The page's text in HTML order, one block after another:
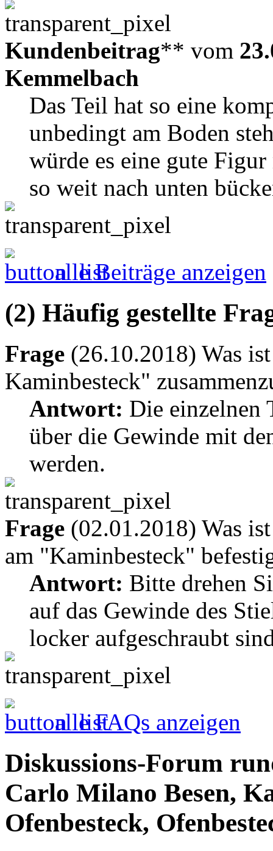
Kundenbeitrag** vom
Kemmelbach
Das Teil hat so eine
unbedingt am Boden
würde es eine gute
so weit nach unten
alle Beiträge anzeigen
(2) Häufig gestellte
Frage (26.10.2018) Was
Kaminbesteck"
Antwort: Die einzelnen
über die Gewinde mit
werden.
Frage (02.01.2018) Was
am "Kaminbesteck"
Antwort: Bitte drehen
auf das Gewinde des
locker aufgeschraubt
alle FAQs anzeigen
Diskussions-Forum
Carlo Milano Besen,
Ofenbesteck,